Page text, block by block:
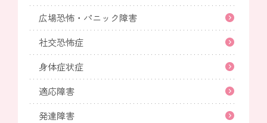
広場恐怖・パニック障害
社交恐怖症
身体症状症
適応障害
発達障害